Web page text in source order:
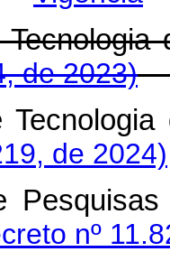
de 2023)
de 2024)
nº